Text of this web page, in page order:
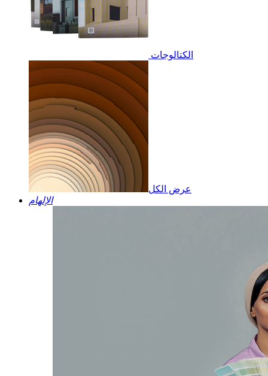
الكتالوجات
عرض الكل
الإلهام